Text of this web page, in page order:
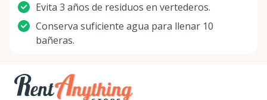
Evita 3 años de residuos en vertederos.
Conserva suficiente agua para llenar 10
bañeras.